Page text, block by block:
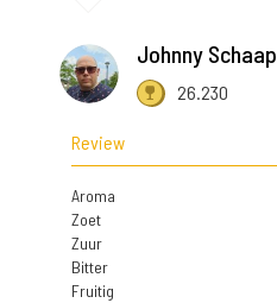
Johnny Schaap
26.230
Review
Aroma
Zoet
Zuur
Bitter
Fruitig